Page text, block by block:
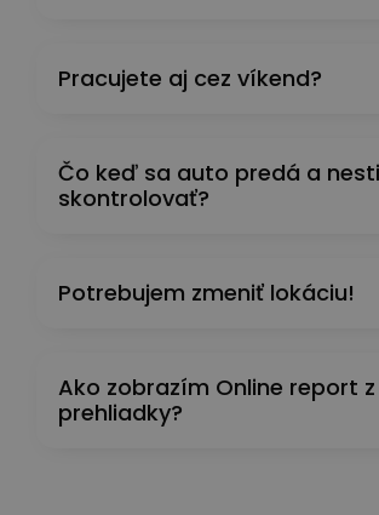
Pracujete aj cez víkend?
Čo keď sa auto predá a
skontrolovať?
Potrebujem zmeniť lokáciu!
Ako zobrazím Online report z
prehliadky?